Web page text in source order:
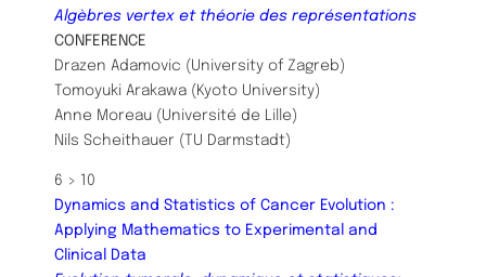
Algèbres vertex et théorie des représentations
​​CONFERENCE
Drazen Adamovic (University of Zagreb)
Tomoyuki Arakawa (Kyoto University)
Anne Moreau (Université de Lille)
Nils Scheithauer (TU Darmstadt)
6 > 10
Dynamics and Statistics of Cancer Evolution :
Applying Mathematics to Experimental and
Clinical Data